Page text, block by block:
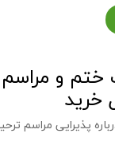
و
خرید
پذیرایی مراسم